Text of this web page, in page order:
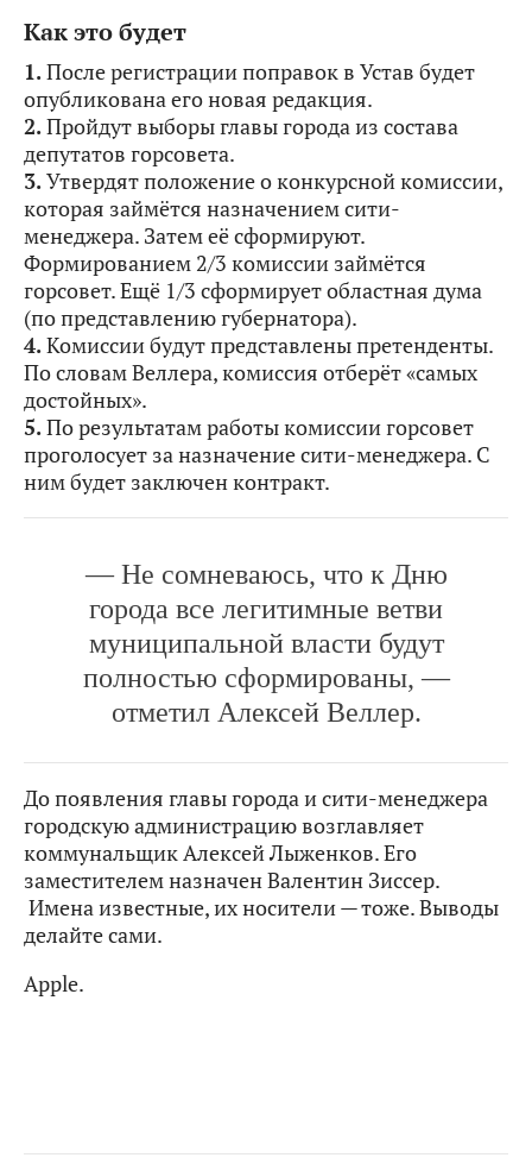
Как это будет
1.После регистрации поправок в Устав будет
опубликована его новая редакция.
2.Пройдут выборы главы города из состава
депутатов горсовета.
3.Утвердят положение о конкурсной комиссии,
которая займётся назначением сити-
менеджера. Затем её сформируют.
Формированием 2/3 комиссии займётся
горсовет. Ещё 1/3 сформирует областная дума
(по представлению губернатора).
4.Комиссии будут представлены претенденты.
По словам Веллера, комиссия отберёт «самых
достойных».
5.По результатам работы комиссии горсовет
проголосует за назначение сити-менеджера. С
ним будет заключен контракт.
— Не сомневаюсь, что к Дню
города все легитимные ветви
муниципальной власти будут
полностью сформированы, —
отметил Алексей Веллер.
До появления главы города и сити-менеджера
городскую администрацию возглавляет
коммунальщик Алексей Лыженков. Его
заместителем назначен Валентин Зиссер.
Имена известные, их носители — тоже. Выводы
делайте сами.
Apple.